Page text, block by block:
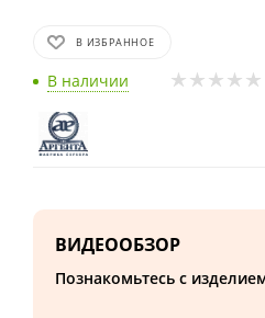
В ИЗБРАННОЕ
В наличии
ВИДЕООБЗОР
Познакомьтесь с